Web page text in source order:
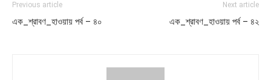
Previous article
এক_শ্রাবণ_হাওয়ায় পর্ব – ৪০
Next article
এক_শ্রাবণ_হাওয়ায় পর্ব – ৪২